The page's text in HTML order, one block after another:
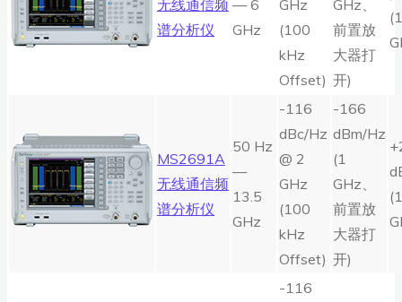
无线通信频
谱分析仪
— 6
GHz
GHz
(100
kHz
Offset)
GHz、
前置放
大器打
开)
(1
MS2691A
无线通信频
谱分析仪
50 Hz
—
13.5
GHz
-116
dBc/Hz
@ 2
GHz
(100
kHz
Offset)
-166
dBm/Hz
(1
GHz、
前置放
大器打
开)
(1
-116